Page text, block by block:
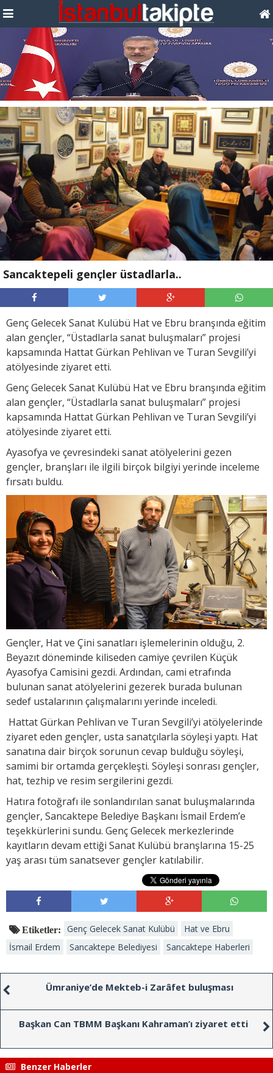
Sancaktepeli gençler üstadlarla..
Genç Gelecek Sanat Kulübü Hat ve Ebru branşında eğitim
alan gençler, “Üstadlarla sanat buluşmaları” projesi
kapsamında Hattat Gürkan Pehlivan ve Turan Sevgili’yi
atölyesinde ziyaret etti.
Genç Gelecek Sanat Kulübü Hat ve Ebru branşında eğitim
alan gençler, “Üstadlarla sanat buluşmaları” projesi
kapsamında Hattat Gürkan Pehlivan ve Turan Sevgili’yi
atölyesinde ziyaret etti.
Ayasofya ve çevresindeki sanat atölyelerini gezen
gençler, branşları ile ilgili birçok bilgiyi yerinde inceleme
fırsatı buldu.
Gençler, Hat ve Çini sanatları işlemelerinin olduğu, 2.
Beyazıt döneminde kiliseden camiye çevrilen Küçük
Ayasofya Camisini gezdi. Ardından, cami etrafında
bulunan sanat atölyelerini gezerek burada bulunan
sedef ustalarının çalışmalarını yerinde inceledi.
Hattat Gürkan Pehlivan ve Turan Sevgili’yi atölyelerinde
ziyaret eden gençler, usta sanatçılarla söyleşi yaptı. Hat
sanatına dair birçok sorunun cevap bulduğu söyleşi,
samimi bir ortamda gerçekleşti. Söyleşi sonrası gençler,
hat, tezhip ve resim sergilerini gezdi.
Hatıra fotoğrafı ile sonlandırılan sanat buluşmalarında
gençler, Sancaktepe Belediye Başkanı İsmail Erdem’e
teşekkürlerini sundu. Genç Gelecek merkezlerinde
kayıtların devam ettiği Sanat Kulübü branşlarına 15-25
yaş arası tüm sanatsever gençler katılabilir.
Etiketler: Genç Gelecek Sanat Kulübü
Hat ve Ebru
İsmail Erdem
Sancaktepe Belediyesi Sancaktepe Haberleri
Ümraniye’de Mekteb-i Zarâfet buluşması
Başkan Can TBMM Başkanı Kahraman’ı ziyaret etti
Benzer Haberler